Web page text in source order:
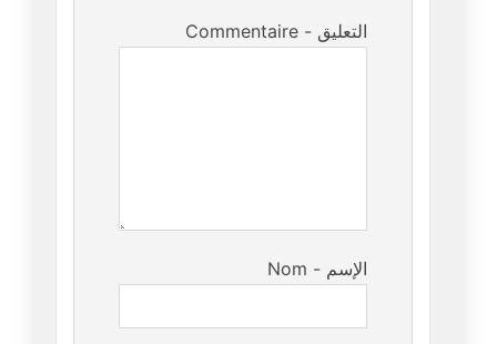
Commentaire - التعليق
Nom - الإسم